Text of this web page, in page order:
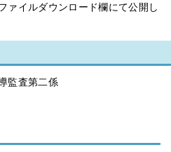
ァイルダウンロード欄にて公開し
監査第二係